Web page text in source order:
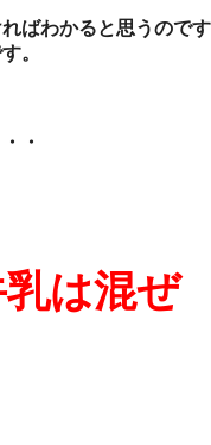
ばわかると思うのです
。
・
は混ぜ